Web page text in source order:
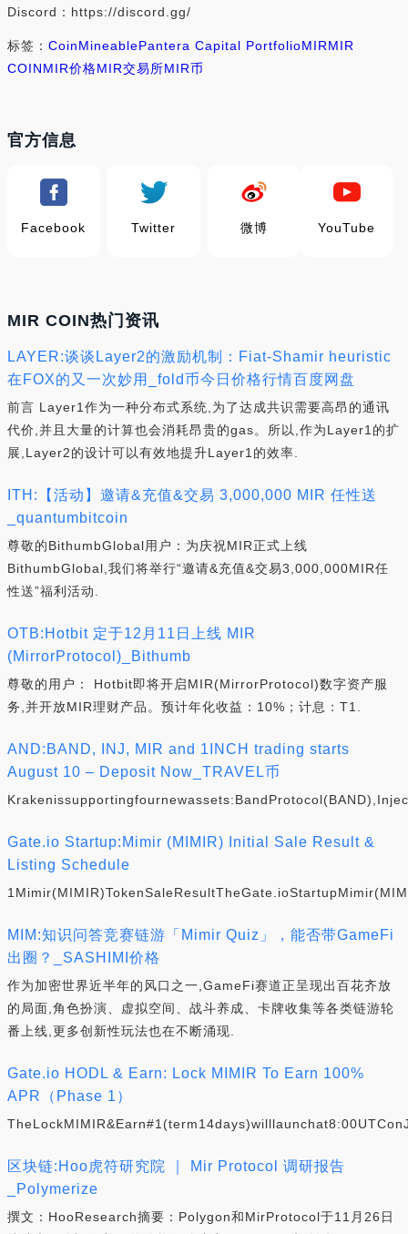
Discord：https://discord.gg/
标签： CoinMineablePantera Capital PortfolioMIRMIR
COINMIR价格MIR交易所MIR币
官方信息
Facebook Twitter 微博 YouTube
MIR COIN热门资讯
LAYER:谈谈Layer2的激励机制：Fiat-Shamir heuristic
在FOX的又一次妙用_fold币今日价格行情百度网盘
前言 Layer1作为一种分布式系统,为了达成共识需要高昂的通讯
代价,并且大量的计算也会消耗昂贵的gas。所以,作为Layer1的扩
展,Layer2的设计可以有效地提升Layer1的效率.
ITH:【活动】邀请&充值&交易 3,000,000 MIR 任性送
_quantumbitcoin
尊敬的BithumbGlobal用户：为庆祝MIR正式上线
BithumbGlobal,我们将举行“邀请&充值&交易3,000,000MIR任
性送”福利活动.
OTB:Hotbit 定于12月11日上线 MIR
(MirrorProtocol)_Bithumb
尊敬的用户： Hotbit即将开启MIR(MirrorProtocol)数字资产服
务,并开放MIR理财产品。预计年化收益：10%；计息：T1.
AND:BAND, INJ, MIR and 1INCH trading starts
August 10 – Deposit Now_TRAVEL币
Gate.io Startup:Mimir (MIMIR) Initial Sale Result &
Listing Schedule
MIM:知识问答竞赛链游「Mimir Quiz」，能否带GameFi
出圈？_SASHIMI价格
作为加密世界近半年的风口之一,GameFi赛道正呈现出百花齐放
的局面,角色扮演、虚拟空间、战斗养成、卡牌收集等各类链游轮
番上线,更多创新性玩法也在不断涌现.
Gate.io HODL & Earn: Lock MIMIR To Earn 100%
APR（Phase 1）
区块链:Hoo虎符研究院 ｜ Mir Protocol 调研报告
_Polymerize
撰文：HooResearch摘要：Polygon和MirProtocol于11月26日